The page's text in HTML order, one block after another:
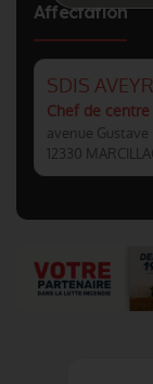
Affectation
SDIS
Chef de centre
avenue Gustave
12330